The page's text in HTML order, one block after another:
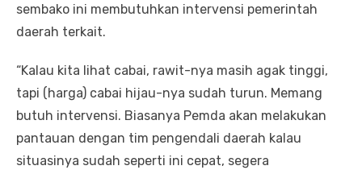
sembako ini membutuhkan intervensi pemerintah
daerah terkait.
“Kalau kita lihat cabai, rawit-nya masih agak tinggi,
tapi (harga) cabai hijau-nya sudah turun. Memang
butuh intervensi. Biasanya Pemda akan melakukan
pantauan dengan tim pengendali daerah kalau
situasinya sudah seperti ini cepat, segera